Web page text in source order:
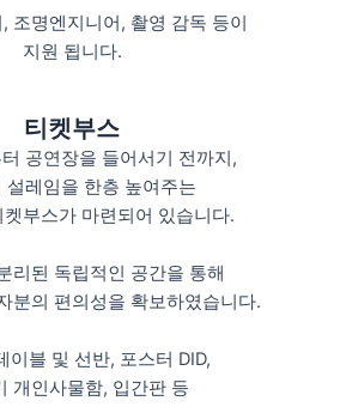
조명엔지니어, 촬영 감독 등이
지원 됩니다.
티켓부스
공연장을 들어서기 전까지,
설레임을 한층 높여주는
부스가 마련되어 있습니다.
리된 독립적인 공간을 통해
분의 편의성을 확보하였습니다.
이블 및 선반, 포스터 DID,
개인사물함, 입간판 등